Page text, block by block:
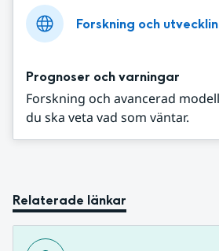
Forskning och
Prognoser och varningar
Forskning och avancerad
du ska veta vad som väntar.
Relaterade länkar